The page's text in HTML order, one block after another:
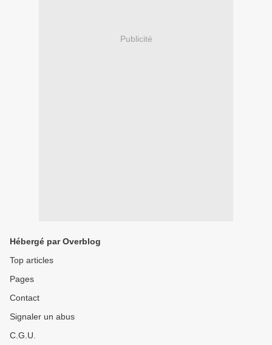
Publicité
Hébergé par Overblog
Top articles
Pages
Contact
Signaler un abus
C.G.U.